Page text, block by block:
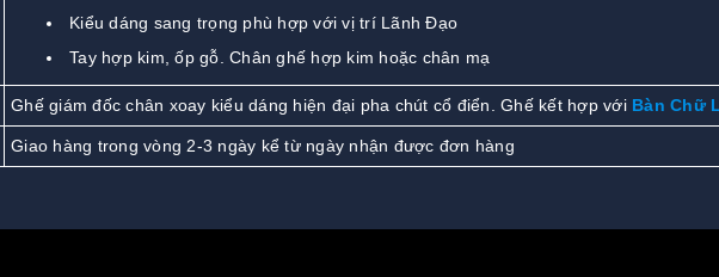
Kiểu dáng sang trọng phù hợp với vị trí Lãnh Đạo
Tay hợp kim, ốp gỗ. Chân ghế hợp kim hoặc chân mạ
Ghế giám đốc chân xoay kiểu dáng hiện đại pha chút cổ điển. Ghế kết hợp với Bàn Chữ
Giao hàng trong vòng 2-3 ngày kể từ ngày nhận được đơn hàng